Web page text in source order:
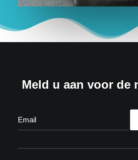
Meld u aan voor de